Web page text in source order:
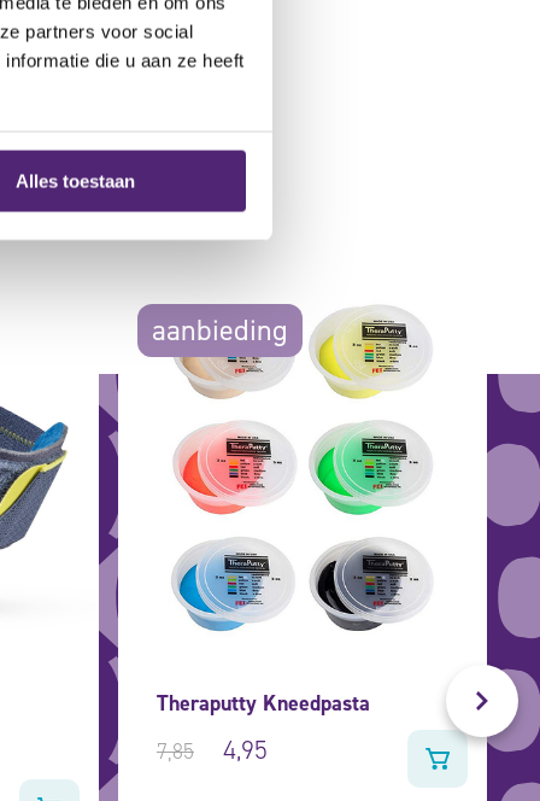
partners voor social
die u aan ze heeft
Alles toestaan
aanbieding
Theraputty Kneedpasta
7,85
4,95